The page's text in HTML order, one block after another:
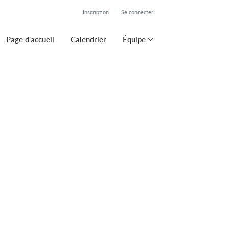
Inscription Se connecter
Page d'accueil Calendrier Équipe